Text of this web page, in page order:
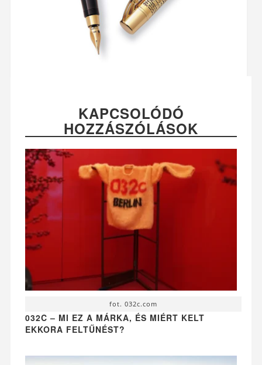
KAPCSOLÓDÓ
HOZZÁSZÓLÁSOK
fot. 032c.com
032C – MI EZ A MÁRKA, ÉS MIÉRT KELT
EKKORA FELTŰNÉST?